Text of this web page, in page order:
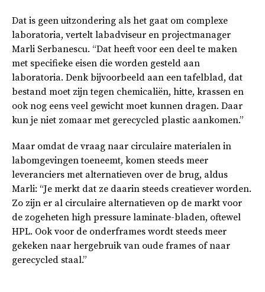
Dat is geen uitzondering als het gaat om complexe
laboratoria, vertelt labadviseur en projectmanager
Marli Serbanescu. “Dat heeft voor een deel te maken
met specifieke eisen die worden gesteld aan
laboratoria. Denk bijvoorbeeld aan een tafelblad, dat
bestand moet zijn tegen chemicaliën, hitte, krassen en
ook nog eens veel gewicht moet kunnen dragen. Daar
kun je niet zomaar met gerecycled plastic aankomen.”
Maar omdat de vraag naar circulaire materialen in
labomgevingen toeneemt, komen steeds meer
leveranciers met alternatieven over de brug, aldus
Marli: “Je merkt dat ze daarin steeds creatiever worden.
Zo zijn er al circulaire alternatieven op de markt voor
de zogeheten high pressure laminate-bladen, oftewel
HPL. Ook voor de onderframes wordt steeds meer
gekeken naar hergebruik van oude frames of naar
gerecycled staal.”